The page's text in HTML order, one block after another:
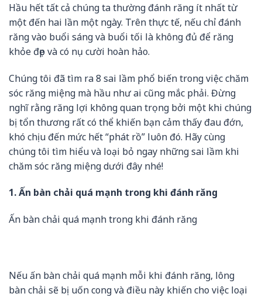
Hầu hết tất cả chúng ta thường đánh răng ít nhất từ
một đến hai lần một ngày. Trên thực tế, nếu chỉ đánh
răng vào buổi sáng và buổi tối là không đủ để răng
khỏe đẹp và có nụ cười hoàn hảo.
Chúng tôi đã tìm ra 8 sai lầm phổ biến trong việc chăm
sóc răng miệng mà hầu như ai cũng mắc phải. Đừng
nghĩ rằng răng lợi không quan trọng bởi một khi chúng
bị tổn thương rất có thể khiến bạn cảm thấy đau đớn,
khó chịu đến mức hết “phát rồ” luôn đó. Hãy cùng
chúng tôi tìm hiểu và loại bỏ ngay những sai lầm khi
chăm sóc răng miệng dưới đây nhé!
1. Ấn bàn chải quá mạnh trong khi đánh răng
Ấn bàn chải quá mạnh trong khi đánh răng
Nếu ấn bàn chải quá mạnh mỗi khi đánh răng, lông
bàn chải sẽ bị uốn cong và điều này khiến cho việc loại